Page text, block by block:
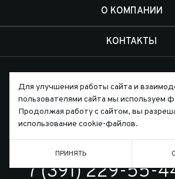
О КОМПАНИИ
КОНТАКТЫ
Письмо директору
ТЕЛЕФОН
7 (391) 229-55-
Для улучшения работы сайта и
пользователями сайта мы используем
Продолжая работу с сайтом, вы
использование cookie-файлов.
ПРИНЯТЬ